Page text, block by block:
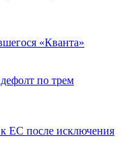
«Кванта»
по трем
к ЕС после исключения